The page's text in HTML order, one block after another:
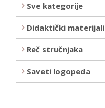
Sve kategorije
Didaktički materijali
Reč stručnjaka
Saveti logopeda